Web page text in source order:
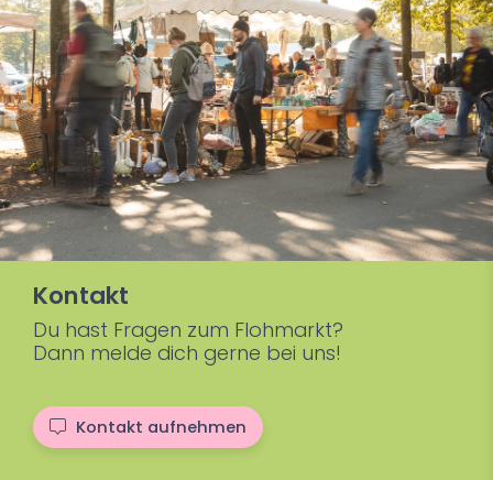
Kontakt
Du hast Fragen zum Flohmarkt?
Dann melde dich gerne bei uns!
Kontakt aufnehmen